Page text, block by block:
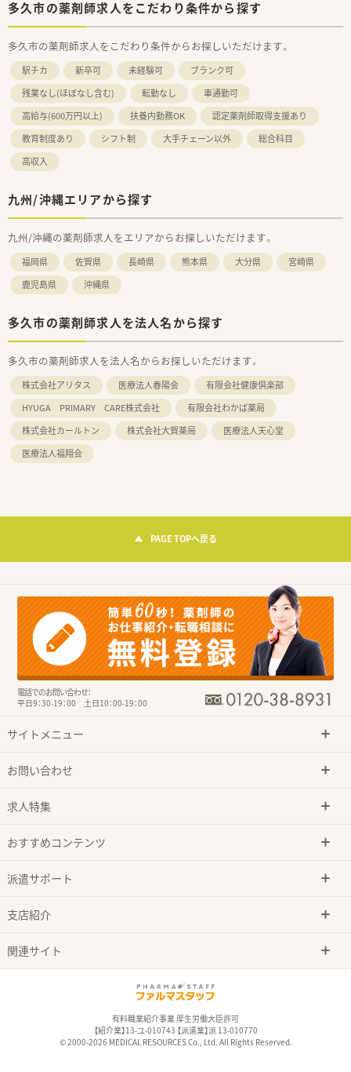
多久市の薬剤師求人をこだわり条件から探す
多久市の薬剤師求人をこだわり条件からお探しいただけます。
駅チカ 新卒可 未経験可
ブランク可
残業なし(ほぼなし含む)
転勤なし
車通勤可
高給与(600万円以上)
扶養内勤務OK
認定薬剤師取得支援あり
教育制度あり
シフト制 大手チェーン以外
総合科目
高収入
九州/沖縄エリアから探す
九州/沖縄の薬剤師求人をエリアからお探しいただけます。
福岡県 佐賀県 長崎県 熊本県 大分県
宮崎県
鹿児島県
沖縄県
多久市の薬剤師求人を法人名から探す
多久市の薬剤師求人を法人名からお探しいただけます。
株式会社アリタス 医療法人春陽会
有限会社健康倶楽部
HYUGA PRIMARY CARE株式会社
有限会社わかば薬局
株式会社カールトン
株式会社大賀薬局
医療法人天心堂
医療法人福翔会
PAGE TOPへ戻る
電話でのお問い合わせ：
平日9：30-19：00 土日10：00-19：00
サイトメニュー
お問い合わせ
求人特集
おすすめコンテンツ
派遣サポート
支店紹介
関連サイト
有料職業紹介事業 厚生労働大臣許可
【紹介業】13-ユ-010743 【派遣業】派 13-010770
© 2000-2026 MEDICAL RESOURCES Co., Ltd. All Rights Reserved.